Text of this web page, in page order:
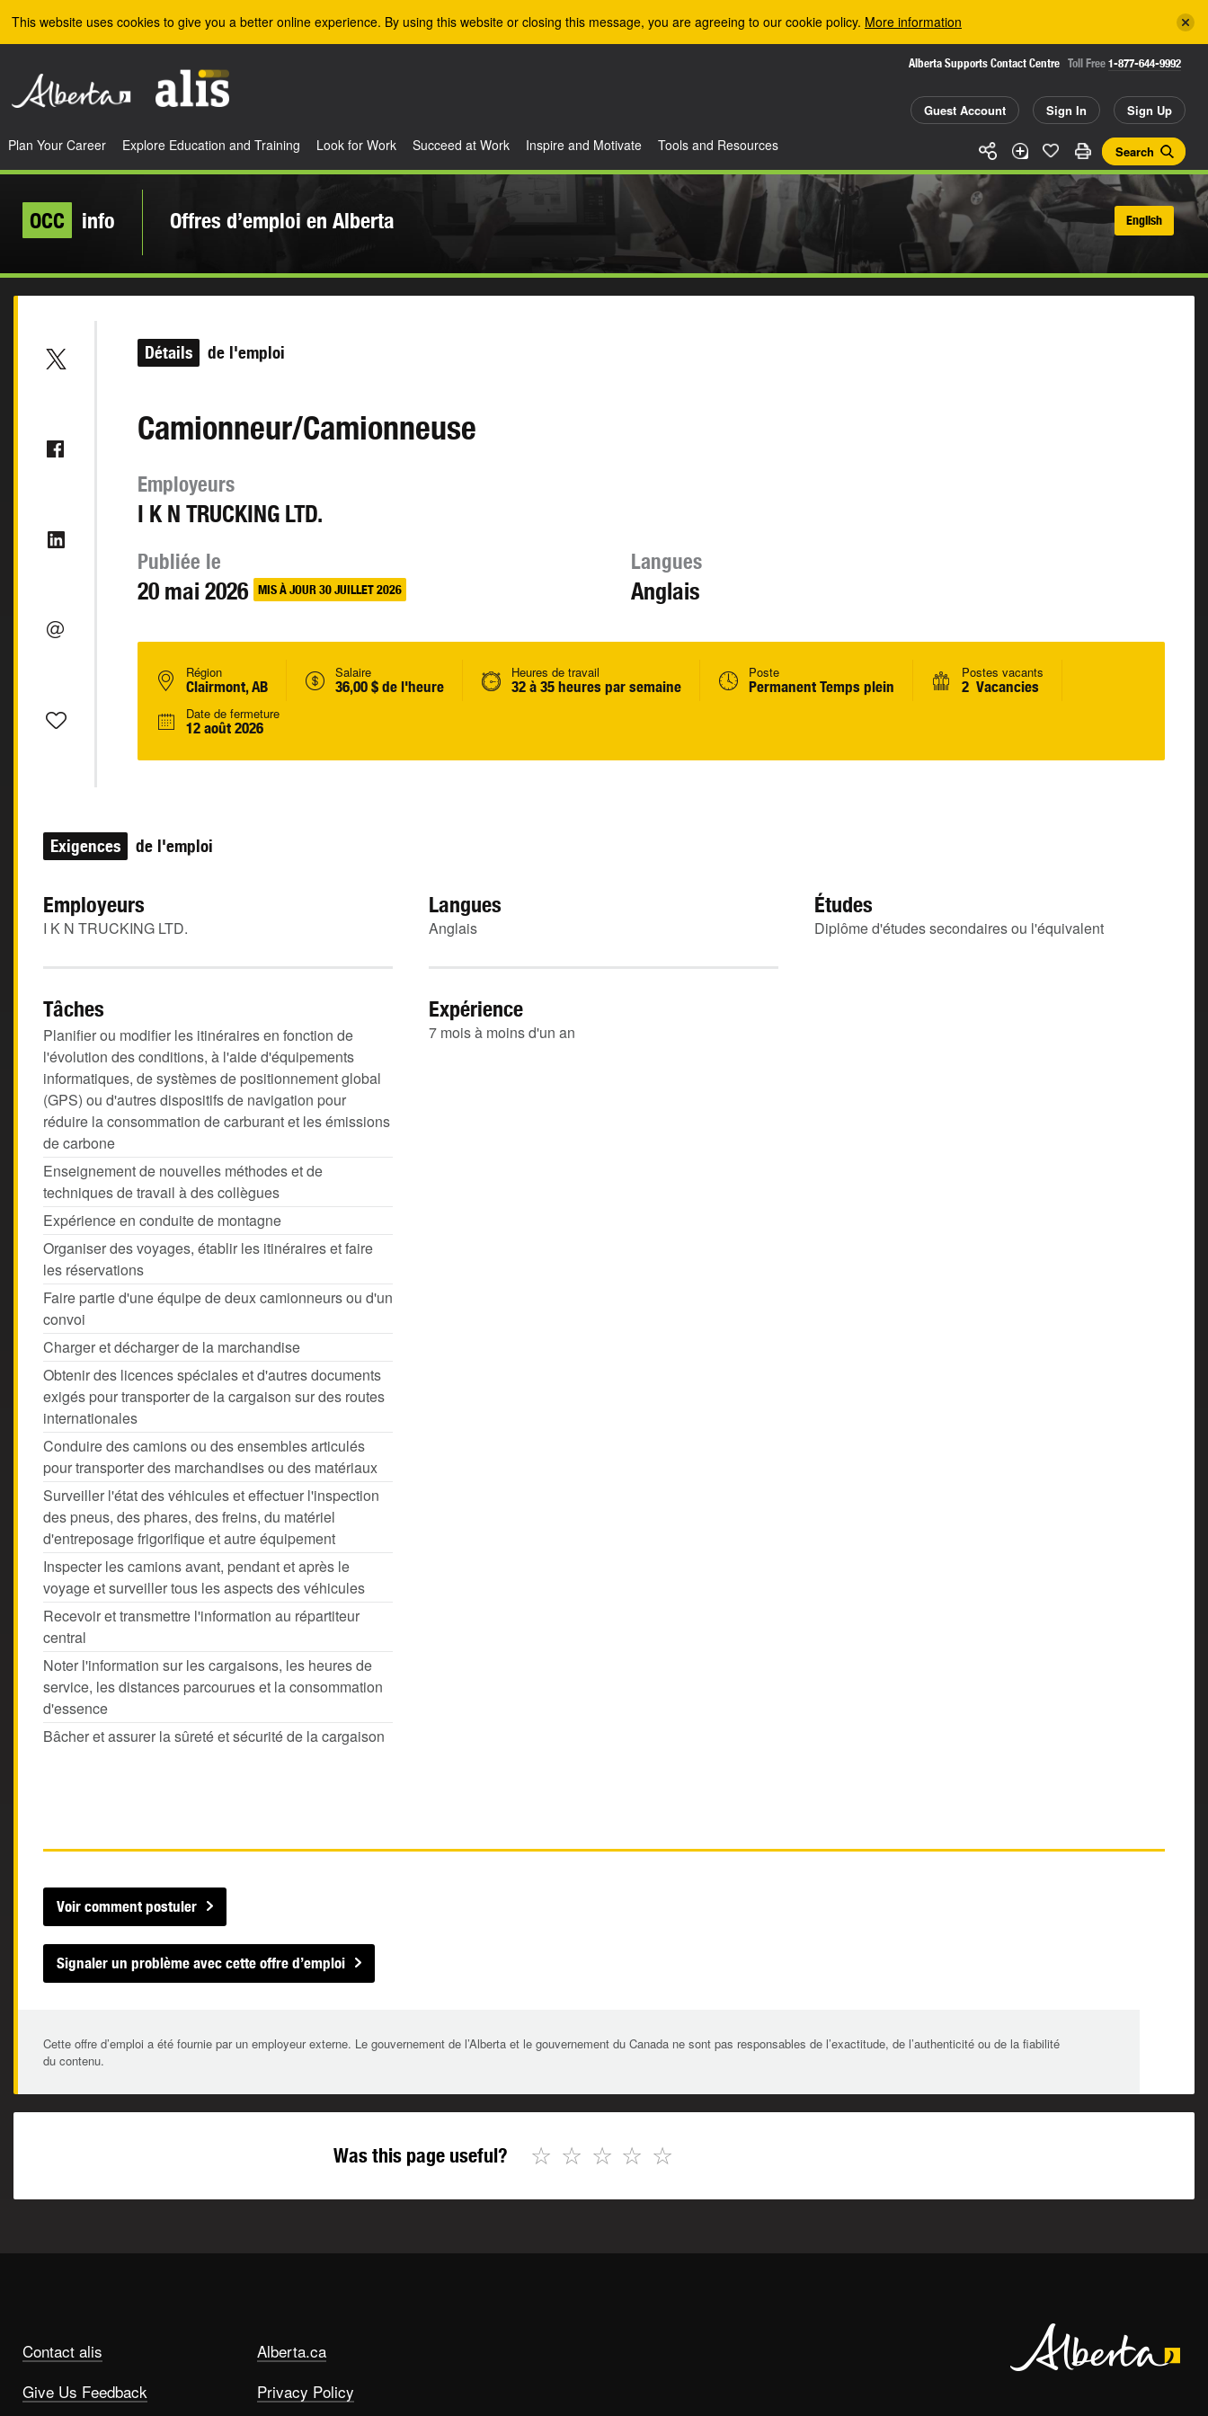
This website uses cookies to give you a better online experience. By using this website or closing this message, you are agreeing to our cookie policy. More information
Alberta Supports Contact Centre Toll Free 1-877-644-9992
Guest Account Sign In Sign Up
Search
Plan Your Career Explore Education and Training Look for Work Succeed at Work Inspire and Motivate Tools and Resources
OCC info Offres d’emploi en Alberta English
Détails de l'emploi
Camionneur/Camionneuse
Employeurs
I K N TRUCKING LTD.
Publiée le
20 mai 2026 MIS À JOUR 30 JUILLET 2026
Langues
Anglais
Région
Clairmont, AB
Salaire
36,00 $ de l'heure
Heures de travail
32 à 35 heures par semaine
Poste
Permanent Temps plein
Postes vacants
2 Vacancies
Date de fermeture
12 août 2026
Exigences de l'emploi
Employeurs
I K N TRUCKING LTD.
Langues
Anglais
Études
Diplôme d'études secondaires ou l'équivalent
Tâches
Planifier ou modifier les itinéraires en fonction de
l'évolution des conditions, à l'aide d'équipements
informatiques, de systèmes de positionnement global
(GPS) ou d'autres dispositifs de navigation pour
réduire la consommation de carburant et les émissions
de carbone
Enseignement de nouvelles méthodes et de
techniques de travail à des collègues
Expérience en conduite de montagne
Organiser des voyages, établir les itinéraires et faire
les réservations
Faire partie d'une équipe de deux camionneurs ou d'un
convoi
Charger et décharger de la marchandise
Obtenir des licences spéciales et d'autres documents
exigés pour transporter de la cargaison sur des routes
internationales
Conduire des camions ou des ensembles articulés
pour transporter des marchandises ou des matériaux
Surveiller l'état des véhicules et effectuer l'inspection
des pneus, des phares, des freins, du matériel
d'entreposage frigorifique et autre équipement
Inspecter les camions avant, pendant et après le
voyage et surveiller tous les aspects des véhicules
Recevoir et transmettre l'information au répartiteur
central
Noter l'information sur les cargaisons, les heures de
service, les distances parcourues et la consommation
d'essence
Bâcher et assurer la sûreté et sécurité de la cargaison
Expérience
7 mois à moins d'un an
Voir comment postuler
Signaler un problème avec cette offre d’emploi
Cette offre d’emploi a été fournie par un employeur externe. Le gouvernement de l’Alberta et le gouvernement du Canada ne sont pas responsables de l’exactitude, de l’authenticité ou de la fiabilité
du contenu.
Was this page useful? ☆
☆
☆
☆
☆
Contact alis
Give Us Feedback
Alberta.ca
Privacy Policy